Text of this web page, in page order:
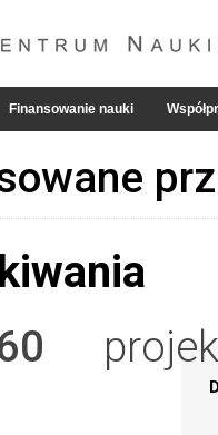
Finansowanie nauki